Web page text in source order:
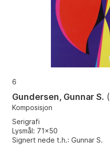
6
Gundersen, Gunnar S. (
Komposisjon
Serigrafi
Lysmål: 71x50
Signert nede t.h.: Gunnar S.